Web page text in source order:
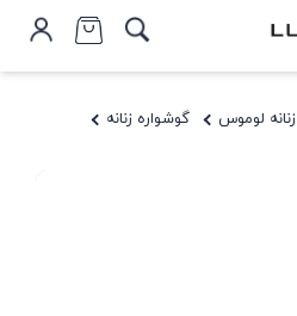
زنانه لوموس
گوشواره زنانه